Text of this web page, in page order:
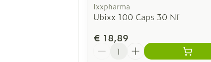
Ixxpharma
Ubixx 100 Caps 30 Nf
€ 18,89
Aantal